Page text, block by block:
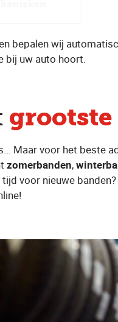
bepalen wij
bij uw auto hoort.
Maar voor het beste
zomerbanden,
voor nieuwe